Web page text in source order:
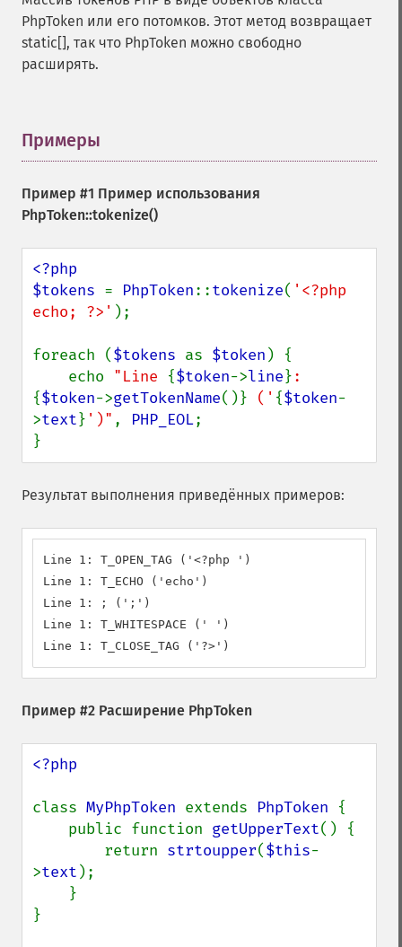
PhpToken или его потомков. Этот метод возвращает
static[], так что PhpToken можно свободно
расширять.
Примеры
Пример #1 Пример использования
PhpToken::tokenize()
<?php
$tokens = PhpToken::tokenize( '<?php
echo; ?>' );
foreach ($tokens as $token ) {
    echo
"Line {$token->line}
{$token->getTokenName()} (' {$token-
>text} ')" , PHP_EOL;
}
Результат выполнения приведённых примеров:
Line 1: T_OPEN_TAG ('<?php ')
Line 1: T_ECHO ('echo')
Line 1: ; (';')
Line 1: T_WHITESPACE (' ')
Line 1: T_CLOSE_TAG ('?>')
Пример #2 Расширение PhpToken
<?php
class MyPhpToken extends PhpToken {
    public function
getUpperText() {
        return
strtoupper($this-
>text );
}